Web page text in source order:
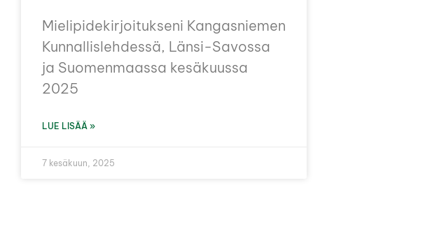
Mielipidekirjoitukseni Kangasniemen
Kunnallislehdessä, Länsi-Savossa
ja Suomenmaassa kesäkuussa
2025
LUE LISÄÄ »
7 kesäkuun, 2025